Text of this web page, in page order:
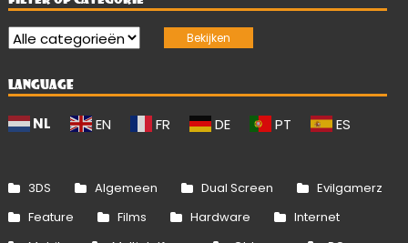
LANGUAGE
NL EN FR DE PT ES
3DS Algemeen Dual Screen
Evilgamerz
Feature
Films Hardware
Internet